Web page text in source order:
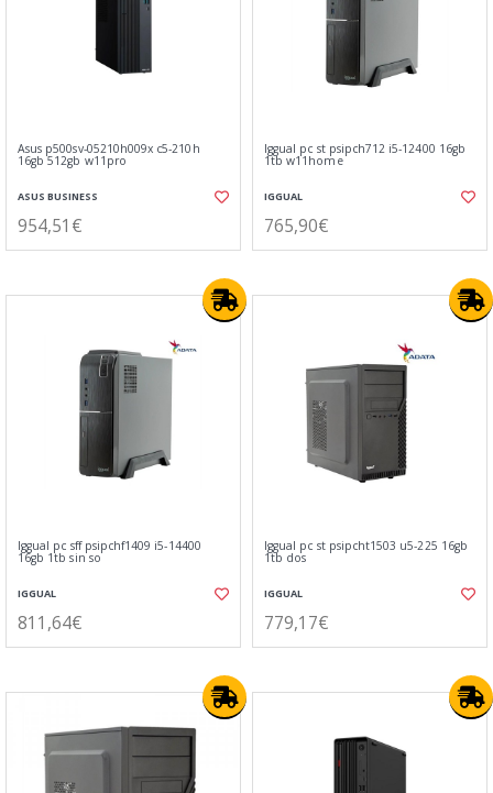
Asus p500sv-05210h009x c5-210h
16gb 512gb w11pro
ASUS BUSINESS
954,51€
Iggual pc st psipch712 i5-12400 16gb
1tb w11home
IGGUAL
765,90€
Iggual pc sff psipchf1409 i5-14400
16gb 1tb sin so
IGGUAL
811,64€
Iggual pc st psipcht1503 u5-225 16gb
1tb dos
IGGUAL
779,17€